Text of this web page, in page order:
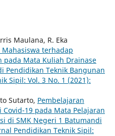
Maulana, R. Eka
Mahasiswa terhadap
pada Mata Kuliah Drainase
Pendidikan Teknik Bangunan
Sipil: Vol. 3 No. 1 (2021):
Sutarto, Pembelajaran
19 pada Mata Pelajaran
di SMK Negeri 1 Batumandi
Pendidikan Teknik Sipil: